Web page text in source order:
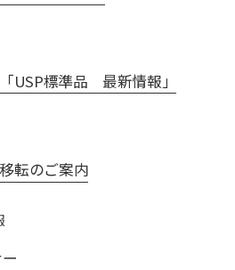
USP標準品 最新情報」
転のご案内